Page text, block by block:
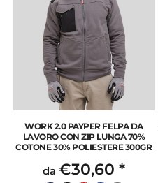
WORK 2.0 PAYPER FELPA DA
LAVORO CON ZIP LUNGA 70%
COTONE 30% POLIESTERE 300GR
da €30,60 *